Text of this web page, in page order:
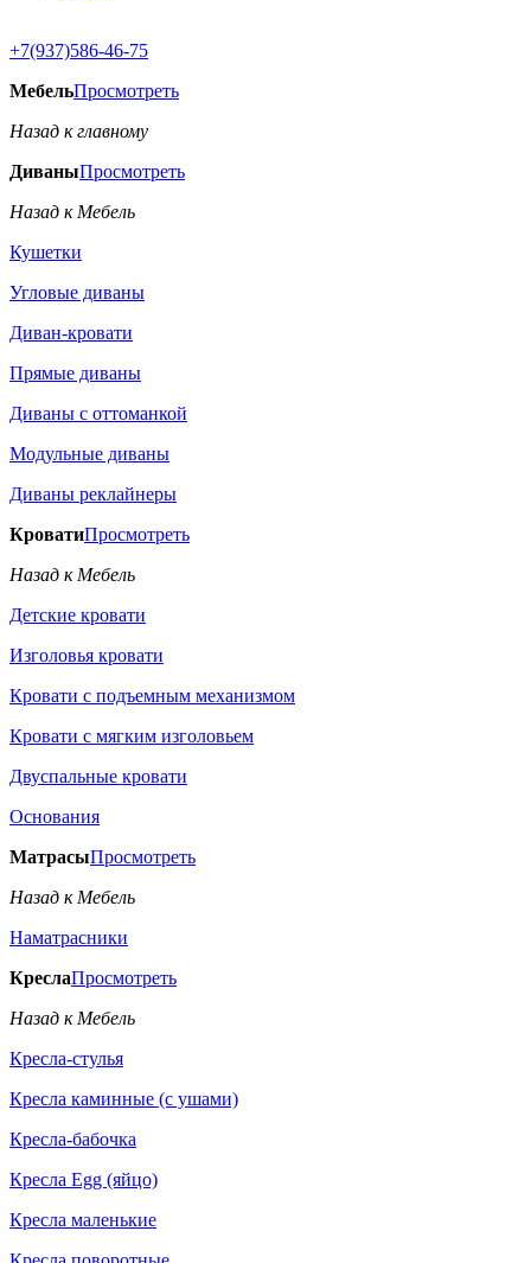
+7(937)586-46-75
МебельПросмотреть
Назад к главному
ДиваныПросмотреть
Назад к Мебель
Кушетки
Угловые диваны
Диван-кровати
Прямые диваны
Диваны с оттоманкой
Модульные диваны
Диваны реклайнеры
КроватиПросмотреть
Назад к Мебель
Детские кровати
Изголовья кровати
Кровати с подъемным механизмом
Кровати с мягким изголовьем
Двуспальные кровати
Основания
МатрасыПросмотреть
Назад к Мебель
Наматрасники
КреслаПросмотреть
Назад к Мебель
Кресла-стулья
Кресла каминные (с ушами)
Кресла-бабочка
Кресла Egg (яйцо)
Кресла маленькие